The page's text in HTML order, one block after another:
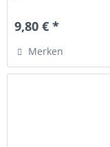
9,80 € *
Merken